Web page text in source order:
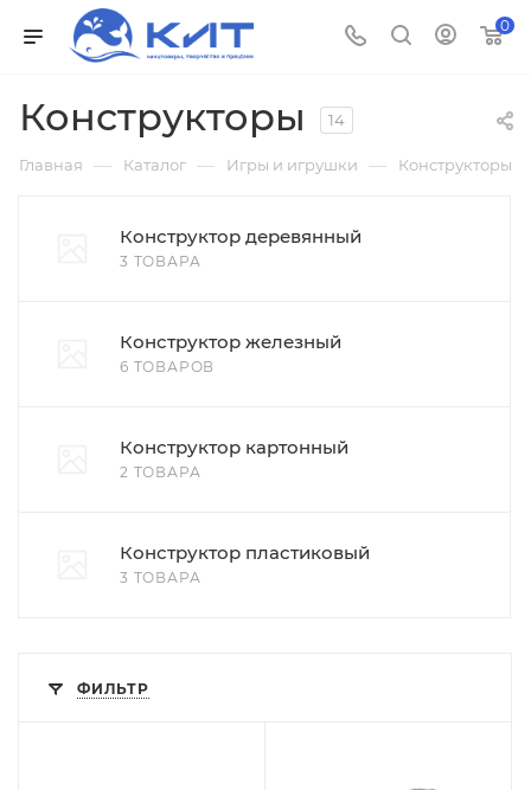
0
Конструкторы 14
Главная — Каталог — Игры и игрушки — Конструкторы
Конструктор деревянный
3 ТОВАРА
Конструктор железный
6 ТОВАРОВ
Конструктор картонный
2 ТОВАРА
Конструктор пластиковый
3 ТОВАРА
ФИЛЬТР